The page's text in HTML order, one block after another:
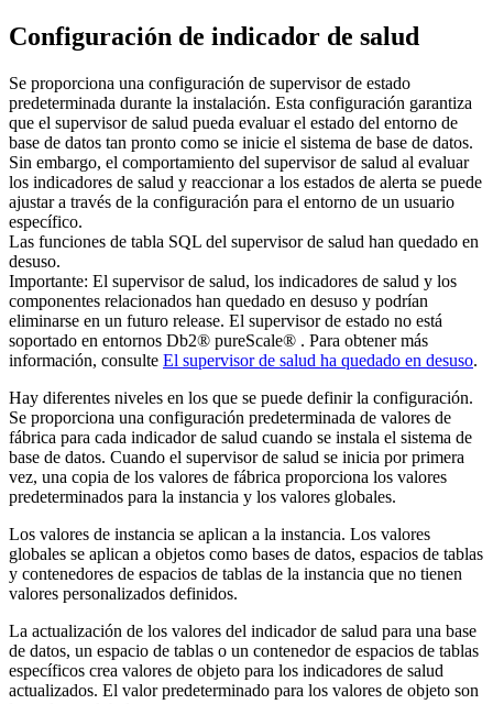
Configuración de indicador de salud
Se proporciona una configuración de supervisor de estado
predeterminada durante la instalación. Esta configuración garantiza
que el supervisor de salud pueda evaluar el estado del entorno de
base de datos tan pronto como se inicie el sistema de base de datos.
Sin embargo, el comportamiento del supervisor de salud al evaluar
los indicadores de salud y reaccionar a los estados de alerta se puede
ajustar a través de la configuración para el entorno de un usuario
específico.
Las funciones de tabla SQL del supervisor de salud han quedado en
desuso.
Importante: El supervisor de salud, los indicadores de salud y los
componentes relacionados han quedado en desuso y podrían
eliminarse en un futuro release. El supervisor de estado no está
soportado en entornos Db2® pureScale® . Para obtener más
información, consulte El supervisor de salud ha quedado en desuso.
Hay diferentes niveles en los que se puede definir la configuración.
Se proporciona una configuración predeterminada de valores de
fábrica para cada indicador de salud cuando se instala el sistema de
base de datos. Cuando el supervisor de salud se inicia por primera
vez, una copia de los valores de fábrica proporciona los valores
predeterminados para la instancia y los valores globales.
Los valores de instancia se aplican a la instancia. Los valores
globales se aplican a objetos como bases de datos, espacios de tablas
y contenedores de espacios de tablas de la instancia que no tienen
valores personalizados definidos.
La actualización de los valores del indicador de salud para una base
de datos, un espacio de tablas o un contenedor de espacios de tablas
específicos crea valores de objeto para los indicadores de salud
actualizados. El valor predeterminado para los valores de objeto son